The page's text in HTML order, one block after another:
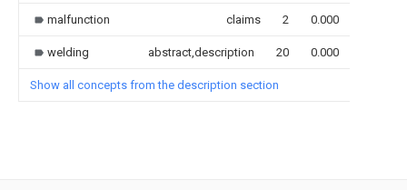
malfunction claims 2 0.000
welding abstract,description 20 0.000
Show all concepts from the description section